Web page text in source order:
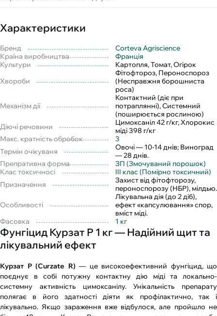
Характеристики
Бренд
Corteva Agriscience
Країна виробництва
Франція
Культури
Картопля, Томат, Огірок
Хвороби
Фітофтороз, Пероноспороз
(Несправжня борошниста
роса)
Механізм дії
Контактний (діє при
потраплянні), Системний
(поширюється рослиною)
Діючі речовини
Цимоксаніл 42 г/кг, Хлорокис
міді 398 г/кг
Макс. кратність обробок
3
Термін очікуваня
Овочі — 10-14 днів; Виноград
— 28 днів.
Препративна форма
ЗП (Змочуваний порошок)
Клас токсичносі
III клас (Помірно токсичний)
Призначення
Захист від фітофторозу,
пероноспорозу (НБР), мілдью.
Особливості
Лікувальна дія (до 2 діб),
ефект «капсулювання» спор,
вміст міді.
Фасовка
1 кг
Фунгіцид Курзат Р 1 кг — Надійний щит та
лікувальний ефект
Курзат Р (Curzate R)— це високоефективний фунгіцид, що
поєднує в собі потужну контактну дію міді та локально-
системну активність цимоксанілу. Унікальність препарату
полягає в його здатності діяти як профілактично, так і
лікувально. Якщо зараження вже відбулося, але пройшло не